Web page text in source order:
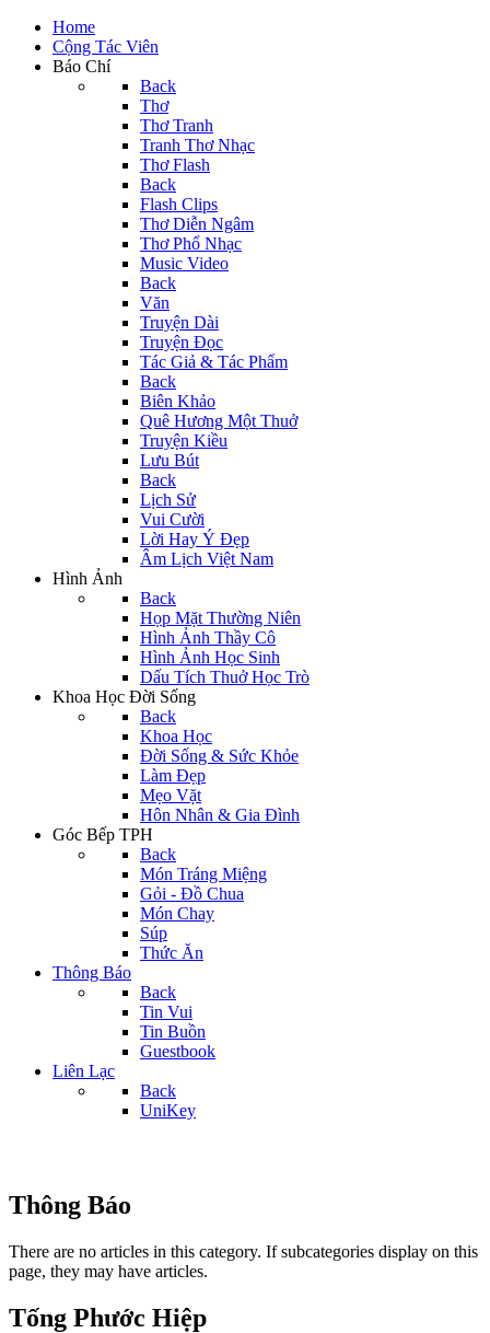
Home
Cộng Tác Viên
Báo Chí
Back
Thơ
Thơ Tranh
Tranh Thơ Nhạc
Thơ Flash
Back
Flash Clips
Thơ Diễn Ngâm
Thơ Phổ Nhạc
Music Video
Back
Văn
Truyện Dài
Truyện Đọc
Tác Giả & Tác Phẩm
Back
Biên Khảo
Quê Hương Một Thuở
Truyện Kiều
Lưu Bút
Back
Lịch Sử
Vui Cười
Lời Hay Ý Đẹp
Âm Lịch Việt Nam
Hình Ảnh
Back
Họp Mặt Thường Niên
Hình Ảnh Thầy Cô
Hình Ảnh Học Sinh
Dấu Tích Thuở Học Trò
Khoa Học Đời Sống
Back
Khoa Học
Đời Sống & Sức Khỏe
Làm Đẹp
Mẹo Vặt
Hôn Nhân & Gia Đình
Góc Bếp TPH
Back
Món Tráng Miệng
Gỏi - Đồ Chua
Món Chay
Súp
Thức Ăn
Thông Báo
Back
Tin Vui
Tin Buồn
Guestbook
Liên Lạc
Back
UniKey
Thông Báo
There are no articles in this category. If subcategories display on this
page, they may have articles.
Tống Phước Hiệp